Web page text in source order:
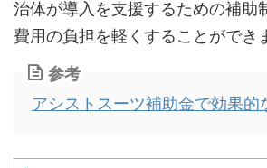
治体が導入を支援するための補助
費用の負担を軽くすることができ
参考
アシストスーツ補助金で効果的